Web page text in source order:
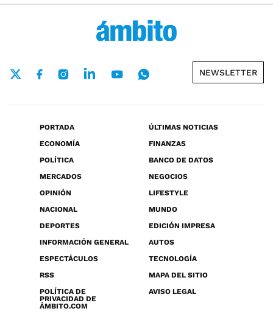
NEWSLETTER
PORTADA
ÚLTIMAS NOTICIAS
ECONOMÍA
FINANZAS
POLÍTICA
BANCO DE DATOS
MERCADOS
NEGOCIOS
OPINIÓN
LIFESTYLE
NACIONAL
MUNDO
DEPORTES
EDICIÓN IMPRESA
INFORMACIÓN GENERAL
AUTOS
ESPECTÁCULOS
TECNOLOGÍA
RSS
MAPA DEL SITIO
POLÍTICA DE
PRIVACIDAD DE
ÁMBITO.COM
AVISO LEGAL